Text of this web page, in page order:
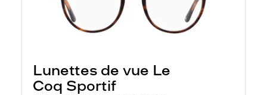
Lunettes de vue Le
Coq Sportif